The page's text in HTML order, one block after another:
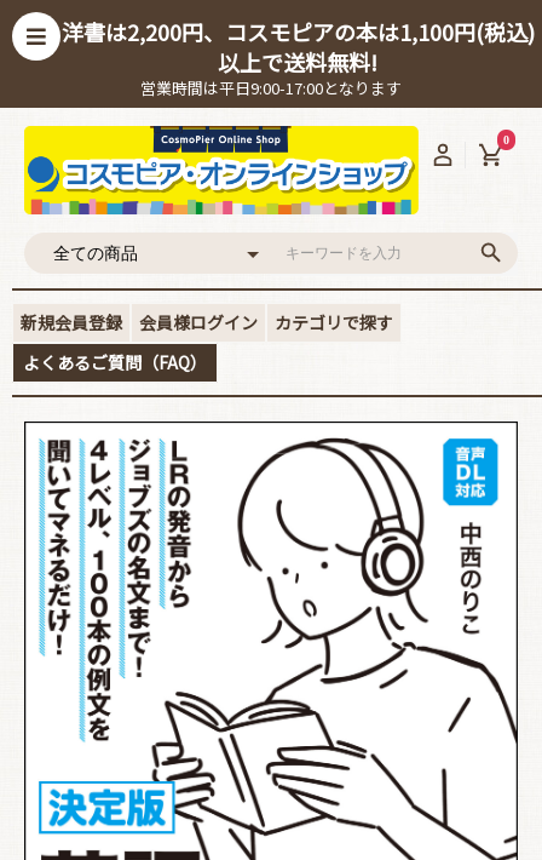
洋書は2,200円、コスモピアの本は1,100円(税込)
以上で送料無料!
営業時間は平日9:00-17:00となります
0
新規会員登録 会員様ログイン
カテゴリで探す
よくあるご質問（FAQ）